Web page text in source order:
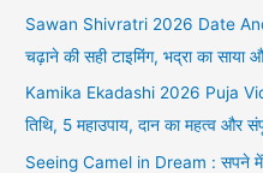
Sawan Shivratri 2026 Date And
चढ़ाने की सही टाइमिंग, भद्रा का साया
Kamika Ekadashi 2026 Puja
तिथि, 5 महाउपाय, दान का महत्व और
Seeing Camel in Dream : सपने